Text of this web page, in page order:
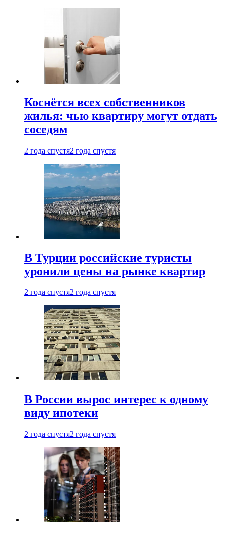
Коснётся всех собственников
жилья: чью квартиру могут отдать
соседям
2 года спустя2 года спустя
В Турции российские туристы
уронили цены на рынке квартир
2 года спустя2 года спустя
В России вырос интерес к одному
виду ипотеки
2 года спустя2 года спустя